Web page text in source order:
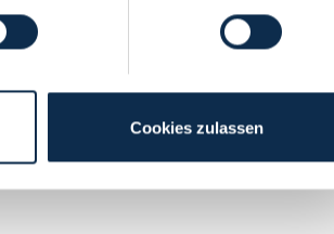
Cookies zulassen